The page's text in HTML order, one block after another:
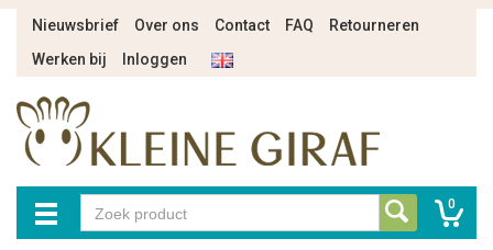
Nieuwsbrief Over ons Contact FAQ
Retourneren
Werken bij
Inloggen
0